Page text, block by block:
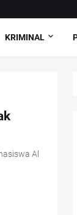
KRIMINAL
Al